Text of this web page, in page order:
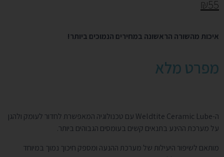
₪55
איכות מהשורה הראשונה במחירים הנמוכים ביותר!
מפרט מלא
ה-Weldtite Ceramic Lube עם טכנולוגיה המאפשרת לחדור לעומק ולהגן
על מערכת ההינע בתנאים קשים בעומסים הגבוהים ביותר.
מותאם לשיפור היעילות של מערכת ההנעה ומספק חיכוך נמוך במיוחד